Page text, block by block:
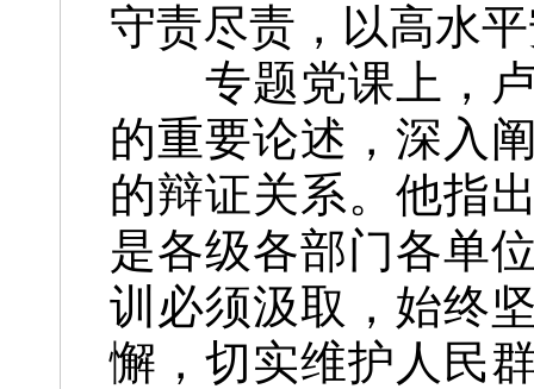
守责尽责，以高水
专题党课上，卢
的重要论述，深入
的辩证关系。他指
是各级各部门各单
训必须汲取，始终
懈，切实维护人民